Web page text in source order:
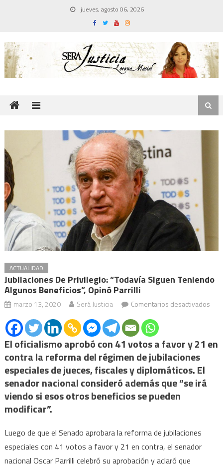
jueves, agosto 06, 2026
ACTUALIDAD
Jubilaciones De Privilegio: “Todavía Siguen Teniendo
Algunos Beneficios”, Opinó Parrilli
marzo 13, 2020 Será Justicia Comentarios desactivadosen
El oficialismo aprobó con 41 votos a favor y 21 en
contra la reforma del régimen de jubilaciones
especiales de jueces, fiscales y diplomáticos. El
senador nacional consideró además que “se irá
viendo si esos otros beneficios se pueden
modificar”.
Luego de que el Senado aprobara la reforma de jubilaciones
especiales con 41 votos a favor y 21 en contra, el senador
nacional Oscar Parrilli celebró su aprobación y aclaró que